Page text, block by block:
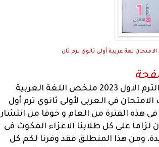
لغة عربية أولى ثانوى ترم ثان
كتاب الامتحان في اللغه العربيه للصف الثاني الثانوي الترم الاول 2023 ملخص اللغة العربية
الفصل الدراسي الثاني 2024، كتاب الامتحان في العربى لأولى ثانوي ترم أول
فى هذه الفترة من العام و خوفا من انتشار
على كل طلابنا الاعزاء المكوث فى
ومن هذا المنطلق فقد وفرنا لكم كل